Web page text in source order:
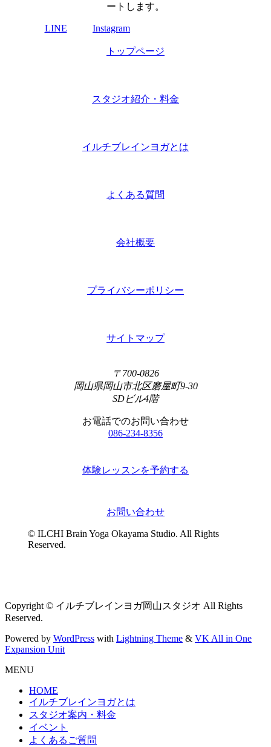
ートします。
LINE Instagram
トップページ
スタジオ紹介・料金
イルチブレインヨガとは
よくある質問
会社概要
プライバシーポリシー
サイトマップ
〒700-0826
岡山県岡山市北区磨屋町9-30
SDビル4階
お電話でのお問い合わせ
086-234-8356
体験レッスンを予約する
お問い合わせ
© ILCHI Brain Yoga Okayama Studio. All Rights
Reserved.
Copyright © イルチブレインヨガ岡山スタジオ All Rights
Reserved.
Powered by WordPress with Lightning Theme & VK All in One
Expansion Unit
MENU
HOME
イルチブレインヨガとは
スタジオ案内・料金
イベント
よくあるご質問